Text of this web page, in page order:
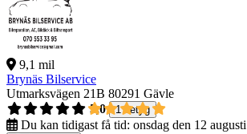
9,1 mil
Brynäs Bilservice
Utmarksvägen 21B 80291 Gävle
5,0
1 betyg
Du kan tidigast få tid: onsdag den 12 augusti